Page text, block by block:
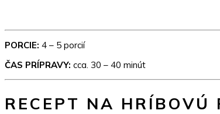
PORCIE: 4 – 5 porcií
ČAS PRÍPRAVY: cca. 30 – 40 minút
RECEPT NA HRÍBOVÚ